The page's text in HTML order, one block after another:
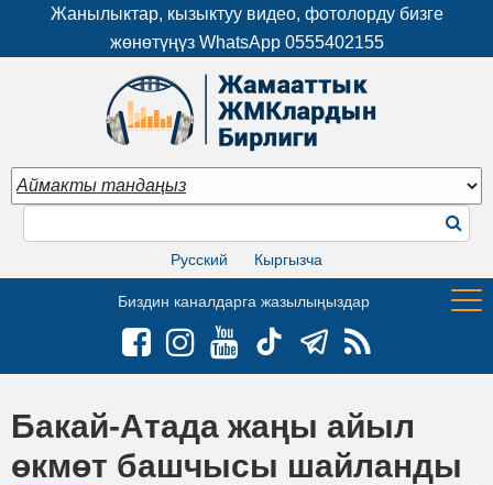
Жанылыктар, кызыктуу видео, фотолорду бизге
жөнөтүңүз WhatsApp 0555402155
Русский Кыргызча
Биздин каналдарга жазылыңыздар
Бакай-Атада жаңы айыл
өкмөт башчысы шайланды